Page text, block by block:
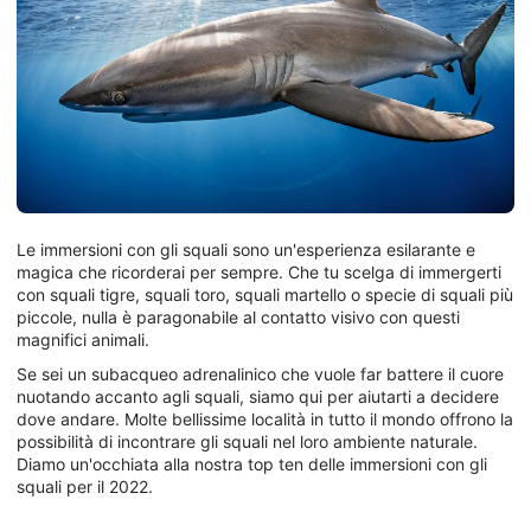
Le immersioni con gli squali sono un'esperienza esilarante e
magica che ricorderai per sempre. Che tu scelga di immergerti
con squali tigre, squali toro, squali martello o specie di squali più
piccole, nulla è paragonabile al contatto visivo con questi
magnifici animali.
Se sei un subacqueo adrenalinico che vuole far battere il cuore
nuotando accanto agli squali, siamo qui per aiutarti a decidere
dove andare. Molte bellissime località in tutto il mondo offrono la
possibilità di incontrare gli squali nel loro ambiente naturale.
Diamo un'occhiata alla nostra top ten delle immersioni con gli
squali per il 2022.